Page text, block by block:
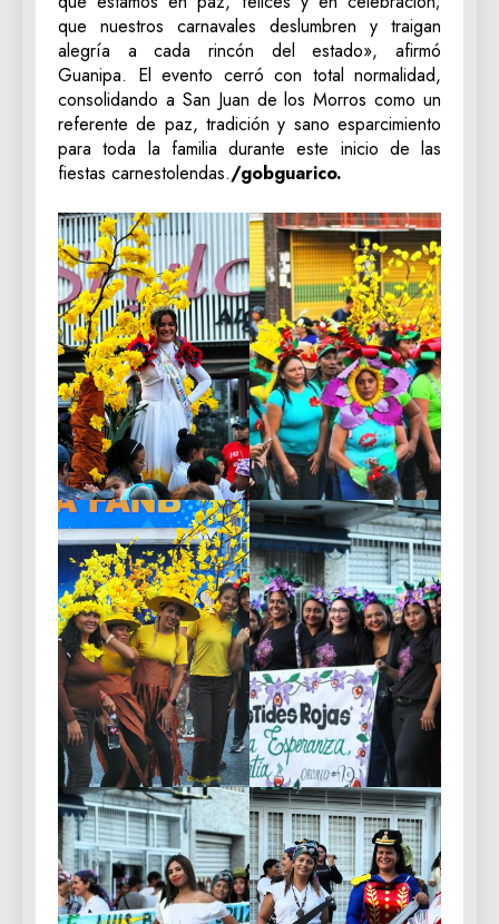
que nuestros carnavales deslumbren y traigan
alegría a cada rincón del estado», afirmó
Guanipa. ‎El evento cerró con total normalidad,
consolidando a San Juan de los Morros como un
referente de paz, tradición y sano esparcimiento
para toda la familia durante este inicio de las
fiestas carnestolendas./gobguarico.